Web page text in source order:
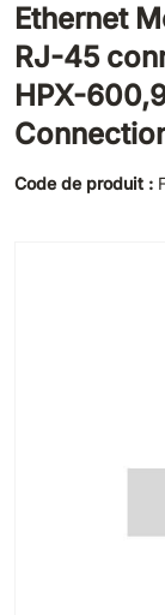
Ethernet
RJ-45
HPX-
Code de produit :